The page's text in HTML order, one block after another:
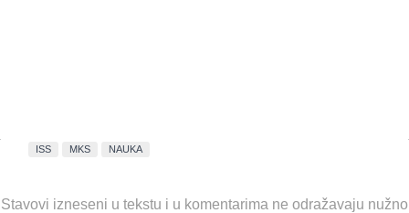
ISS MKS NAUKA
Stavovi izneseni u tekstu i u komentarima ne odražavaju nužno